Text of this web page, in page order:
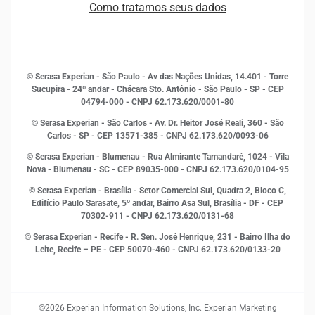
Inovação e Tecnologia
Leis e impostos
Marketing
Open Finance
Proteção de Dados
Sustentabilidade Corporativa
Sala de Imprensa
Como tratamos seus dados
© Serasa Experian - São Paulo - Av das Nações Unidas, 14.401 - Torre
Sucupira - 24º andar - Chácara Sto. Antônio - São Paulo - SP - CEP
04794-000 - CNPJ 62.173.620/0001-80
© Serasa Experian - São Carlos - Av. Dr. Heitor José Reali, 360 - São
Carlos - SP - CEP 13571-385 - CNPJ 62.173.620/0093-06
© Serasa Experian - Blumenau - Rua Almirante Tamandaré, 1024 - Vila
Nova - Blumenau - SC - CEP 89035-000 - CNPJ 62.173.620/0104-95
© Serasa Experian - Brasília - Setor Comercial Sul, Quadra 2, Bloco C,
Edifício Paulo Sarasate, 5º andar, Bairro Asa Sul, Brasília - DF - CEP
70302-911 - CNPJ 62.173.620/0131-68
© Serasa Experian - Recife - R. Sen. José Henrique, 231 - Bairro Ilha do
Leite, Recife – PE - CEP 50070-460 - CNPJ 62.173.620/0133-20
©2026 Experian Information Solutions, Inc. Experian Marketing